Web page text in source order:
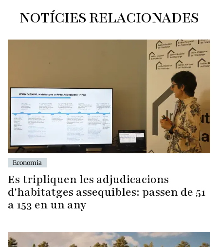
NOTÍCIES RELACIONADES
Economia
Es tripliquen les adjudicacions
d'habitatges assequibles: passen de 51
a 153 en un any